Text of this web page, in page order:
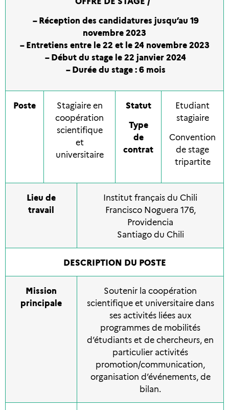
– Réception des candidatures jusqu’au 19
novembre 2023
– Entretiens entre le 22 et le 24 novembre 2023
– Début du stage le 22 janvier 2024
– Durée du stage : 6 mois
Poste
Stagiaire en
coopération
scientifique
et
universitaire
Statut
Type
de
contrat
Etudiant
stagiaire
Convention
de stage
tripartite
Lieu de
travail
Institut français du Chili
Francisco Noguera 176,
Providencia
Santiago du Chili
DESCRIPTION DU POSTE
Mission
principale
Soutenir la coopération
scientifique et universitaire dans
ses activités liées aux
programmes de mobilités
d’étudiants et de chercheurs, en
particulier activités
promotion/communication,
organisation d’événements, de
bilan.